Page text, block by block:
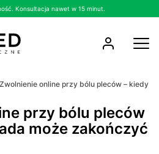
Konsultacja nawet w 15 minut.
Zwolnienie online przy bólu pleców – kiedy
przy bólu pleców
może zakończyć